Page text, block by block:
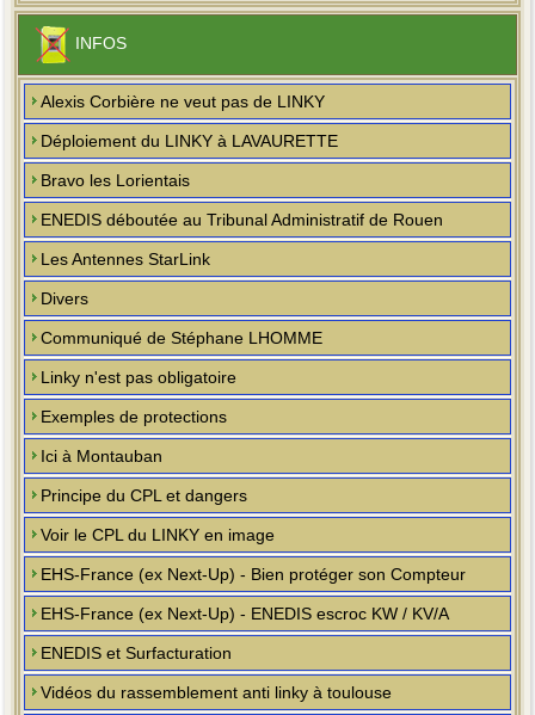
INFOS
Alexis Corbière ne veut pas de LINKY
Déploiement du LINKY à LAVAURETTE
Bravo les Lorientais
ENEDIS déboutée au Tribunal Administratif de Rouen
Les Antennes StarLink
Divers
Communiqué de Stéphane LHOMME
Linky n'est pas obligatoire
Exemples de protections
Ici à Montauban
Principe du CPL et dangers
Voir le CPL du LINKY en image
EHS-France (ex Next-Up) - Bien protéger son Compteur
EHS-France (ex Next-Up) - ENEDIS escroc KW / KV/A
ENEDIS et Surfacturation
Vidéos du rassemblement anti linky à toulouse